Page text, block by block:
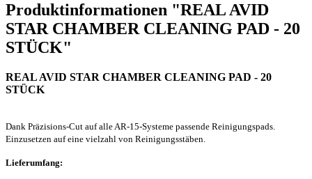
Produktinformationen "REAL AVID
STAR CHAMBER CLEANING PAD - 20
STÜCK"
REAL AVID STAR CHAMBER CLEANING PAD - 20
STÜCK
Dank Präzisions-Cut auf alle AR-15-Systeme passende Reinigungspads.
Einzusetzen auf eine vielzahl von Reinigungsstäben.
Lieferumfang: